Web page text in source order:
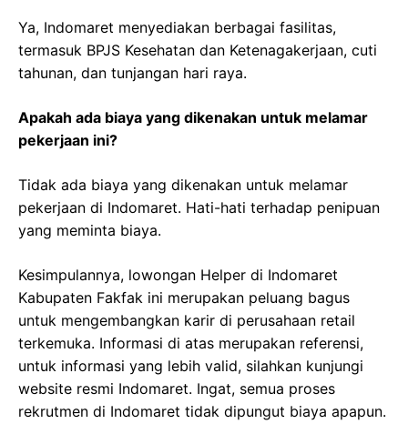
Ya, Indomaret menyediakan berbagai fasilitas,
termasuk BPJS Kesehatan dan Ketenagakerjaan, cuti
tahunan, dan tunjangan hari raya.
Apakah ada biaya yang dikenakan untuk melamar
pekerjaan ini?
Tidak ada biaya yang dikenakan untuk melamar
pekerjaan di Indomaret. Hati-hati terhadap penipuan
yang meminta biaya.
Kesimpulannya, lowongan Helper di Indomaret
Kabupaten Fakfak ini merupakan peluang bagus
untuk mengembangkan karir di perusahaan retail
terkemuka. Informasi di atas merupakan referensi,
untuk informasi yang lebih valid, silahkan kunjungi
website resmi Indomaret. Ingat, semua proses
rekrutmen di Indomaret tidak dipungut biaya apapun.